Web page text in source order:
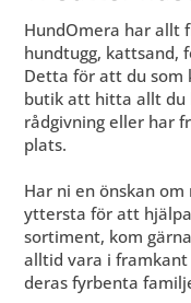
HundOmera har allt
hundtugg, kattsand,
Detta för att du som
butik att hitta allt du
rådgivning eller har
plats.
Har ni en önskan
yttersta för att
sortiment, kom
alltid vara i
deras fyrbenta